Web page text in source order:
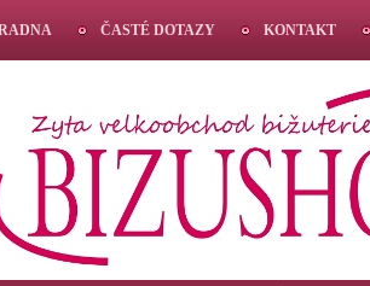
ČASTÉ DOTAZY KONTAKT